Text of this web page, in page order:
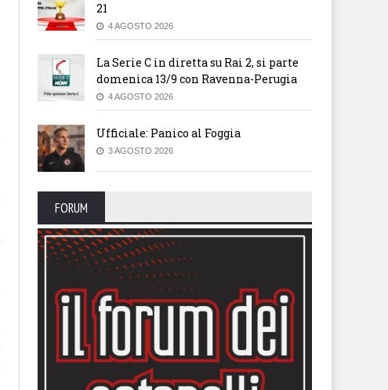
21
4 AGOSTO 2026
La Serie C in diretta su Rai 2, si parte
domenica 13/9 con Ravenna-Perugia
4 AGOSTO 2026
Ufficiale: Panico al Foggia
3 AGOSTO 2026
FORUM